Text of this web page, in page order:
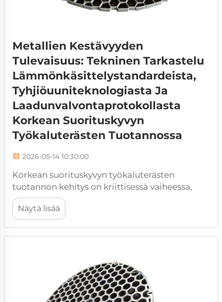
Metallien Kestävyyden
Tulevaisuus: Tekninen Tarkastelu
Lämmönkäsittelystandardeista,
Tyhjiöuuniteknologiasta Ja
Laadunvalvontaprotokollasta
Korkean Suorituskyvyn
Työkaluterästen Tuotannossa
2026-05-14 10:30:00
Korkean suorituskyvyn työkaluterästen
tuotannon kehitys on kriittisessä vaiheessa,
jossa perinteiset metallurgiset menetelmät
kohtaavat edistyneiden valmistustarpeiden
vaatimukset. Teollisuuden aloilla –
Näytä lisää